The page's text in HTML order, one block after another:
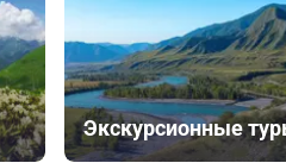
Экскурсионные